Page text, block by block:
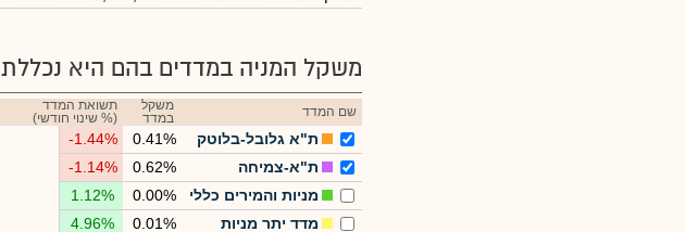
משקל המניה במדדים בהם היא נכללת
שם המדד
משקל
במדד
תשואת המדד
(% שינוי חודשי)
ת"א גלובל-בלוטק 0.41%
-1.44%
ת"א-צמיחה
0.62%
-1.14%
מניות והמירים כללי
0.00%
1.12%
מדד יתר מניות
0.01%
4.96%